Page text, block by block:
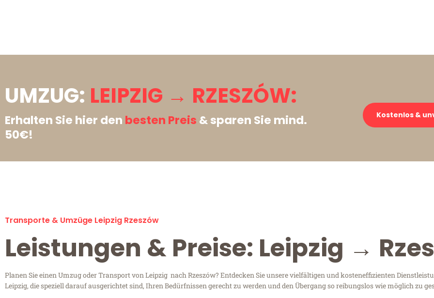
UMZUG: LEIPZIG → RZESZÓW:
Erhalten Sie hier den besten Preis & sparen Sie mind.
50€!
Kostenlos &
Transporte & Umzüge Leipzig Rzeszów
Leistungen & Preise: Leipzig →
Planen Sie einen Umzug oder Transport von Leipzig nach Rzeszów? Entdecken Sie unsere vielfältigen und kosteneffizienten
Leipzig, die speziell darauf ausgerichtet sind, Ihren Bedürfnissen gerecht zu werden und den Übergang so reibungslos wie möglich zu